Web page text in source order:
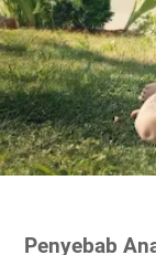
Penyebab